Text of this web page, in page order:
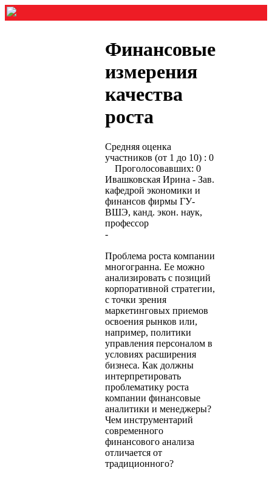
Финансовые
измерения
качества
роста
Средняя оценка
участников (от 1 до 10) : 0
Проголосовавших: 0
Ивашковская Ирина - Зав.
кафедрой экономики и
финансов фирмы ГУ-
ВШЭ, канд. экон. наук,
профессор
-
Проблема роста компании
многогранна. Ее можно
анализировать с позиций
корпоративной стратегии,
с точки зрения
маркетинговых приемов
освоения рынков или,
например, политики
управления персоналом в
условиях расширения
бизнеса. Как должны
интерпретировать
проблематику роста
компании финансовые
аналитики и менеджеры?
Чем инструментарий
современного
финансового анализа
отличается от
традиционного?